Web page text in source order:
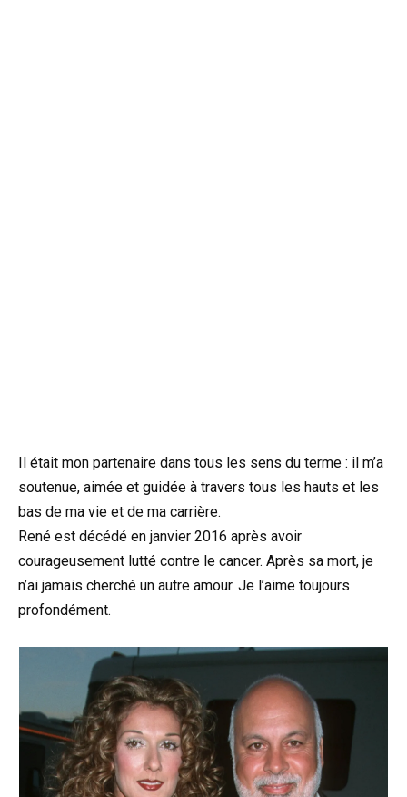
Il était mon partenaire dans tous les sens du terme : il m’a
soutenue, aimée et guidée à travers tous les hauts et les
bas de ma vie et de ma carrière.
René est décédé en janvier 2016 après avoir
courageusement lutté contre le cancer. Après sa mort, je
n’ai jamais cherché un autre amour. Je l’aime toujours
profondément.